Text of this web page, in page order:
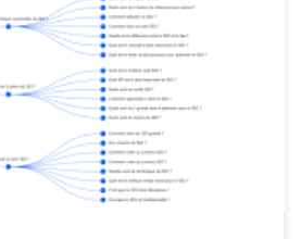
: Améliorez votre Visibilité en Ligne Outil
votre Visibilité en Ligne
de recherche (SEO) est essentielle
de votre site web et attirer un trafic
tâche, l’utilisation d’un outil
[…]